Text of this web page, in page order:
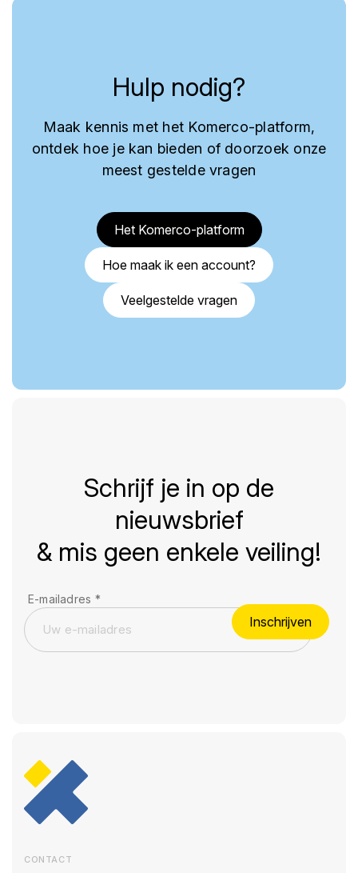
Hulp nodig?
Maak kennis met het Komerco-platform,
ontdek hoe je kan bieden of doorzoek onze
meest gestelde vragen
Het Komerco-platform
Hoe maak ik een account?
Veelgestelde vragen
Schrijf je in op de
nieuwsbrief
& mis geen enkele veiling!
E-mailadres *
Inschrijven
CONTACT